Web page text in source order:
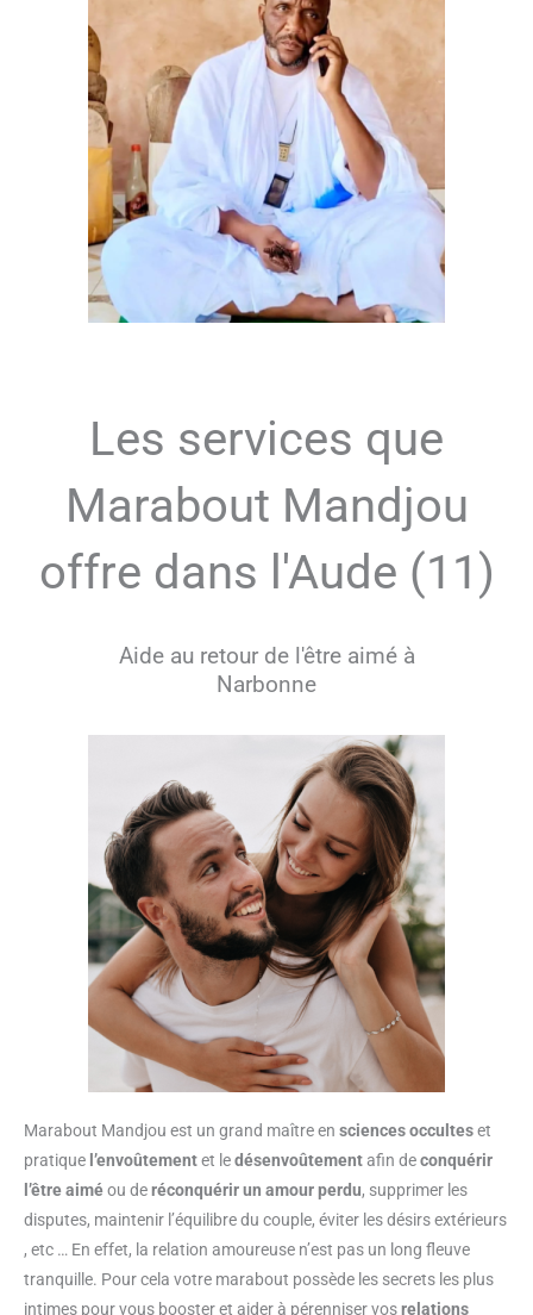
Les services que
Marabout Mandjou
offre dans l'Aude (11)
Aide au retour de l'être aimé à
Narbonne
Marabout Mandjou est un grand maître en sciences occulteset
pratique l’envoûtementet ledésenvoûtementafin deconquérir
l’être aiméou deréconquérir un amour perdu, supprimer les
disputes, maintenir l’équilibre du couple, éviter les désirs extérieurs
, etc … En effet, la relation amoureuse n’est pas un long fleuve
tranquille. Pour cela votre marabout possède les secrets les plus
intimes pour vous booster et aider à pérenniser vosrelations